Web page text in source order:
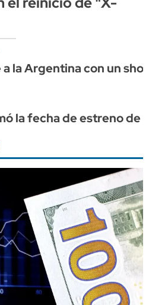
la Argentina con un
la fecha de estreno de